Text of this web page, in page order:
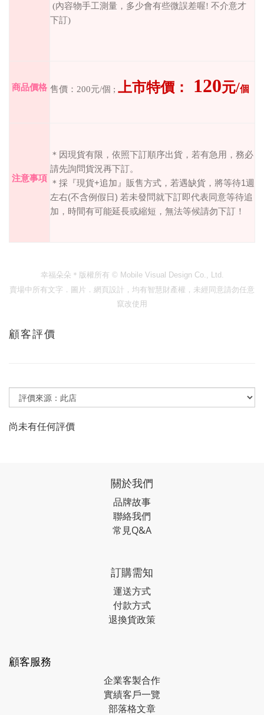
(內容物手工測量，多少會有些微誤差喔! 不介意才
下訂)
商品價格 售價： 200元/個 ; 上市特價： 120元/個
注意事項
＊因現貨有限，依照下訂順序出貨，若有急用，務必
請先詢問貨況再下訂。
＊採『現貨+追加』販售方式，若遇缺貨，將等待1 週
左右(不含例假日 ) 若未發問就下訂即代表同意等待追
加，時間有可能延長或縮短，無法等候請勿下訂！
幸福朵朵＊版權所有 © Mobile Visual Design Co., Ltd.
賣場中所有文字．圖片．網頁設計，均有智慧財產權，未經同意請勿任意
竄改使用
顧客評價
尚未有任何評價
關於我們
品牌故事
聯絡我們
常見Q&A
訂購需知
運送方式
付款方式
退換貨政策
顧客服務
企業客製合作
實績客戶一覽
部落格文章